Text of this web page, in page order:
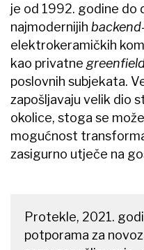
je od 1992. godine do
najmodernijih backend
elektrokeramičkih
kao privatne
poslovnih subjekata.
zapošljavaju velik dio
okolice, stoga se
mogućnost
zasigurno utječe na
Protekle, 2021.
potporama za